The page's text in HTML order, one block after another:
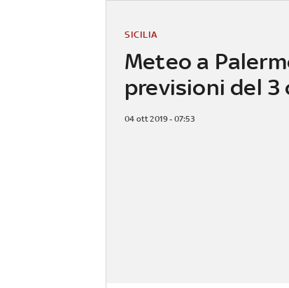
Meteo a
previsioni del
SICILIA
04 ott 2019 - 07:53